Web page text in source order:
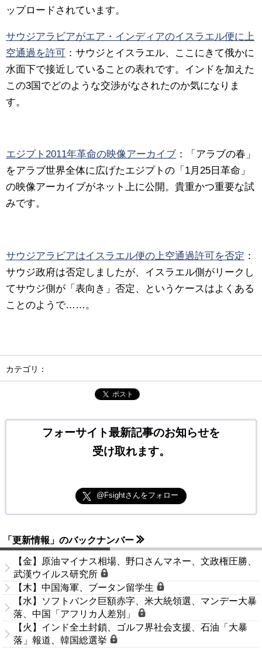
ップロードされています。
サウジアラビアがエア・インディアのイスラエル便に上
空通過を許可 ：サウジとイスラエル、ここにきて俄かに
水面下で接近していることの表れです。インドを加えた
この3国でどのような交渉がなされたのか気になりま
す。
エジプト2011年革命の映像アーカイブ ：「アラブの春」
をアラブ世界全体に広げたエジプトの「1月25日革命」
の映像アーカイブがネット上に公開。貴重かつ重要な試
みです。
サウジアラビアはイスラエル便の上空通過許可を否定 ：
サウジ政府は否定しましたが、イスラエル側がリークし
てサウジ側が「表向き」否定、というケースはよくある
ことのようで……。
カテゴリ：
ポスト
フォーサイト最新記事のお知らせを
受け取れます。
@Fsightさんをフォロー
「更新情報」のバックナンバー
【金】原油マイナス相場、野口さんマネー、文政権圧勝、
武漢ウイルス研究所
【木】中国海軍、ブータン留学生
【水】ソフトバンク巨額赤字、米大統領選、マンデー大暴
落、中国「アフリカ人差別」
【火】インド全土封鎖、ゴルフ界社会支援、石油「大暴
落」報道、韓国総選挙